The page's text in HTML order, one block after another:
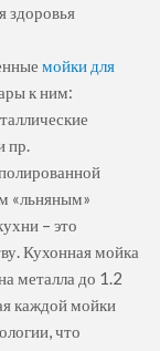
здоровья
мойки для
к ним:
пр.
«льняным»
– это
Кухонная мойка
металла до 1.2
каждой мойки
что